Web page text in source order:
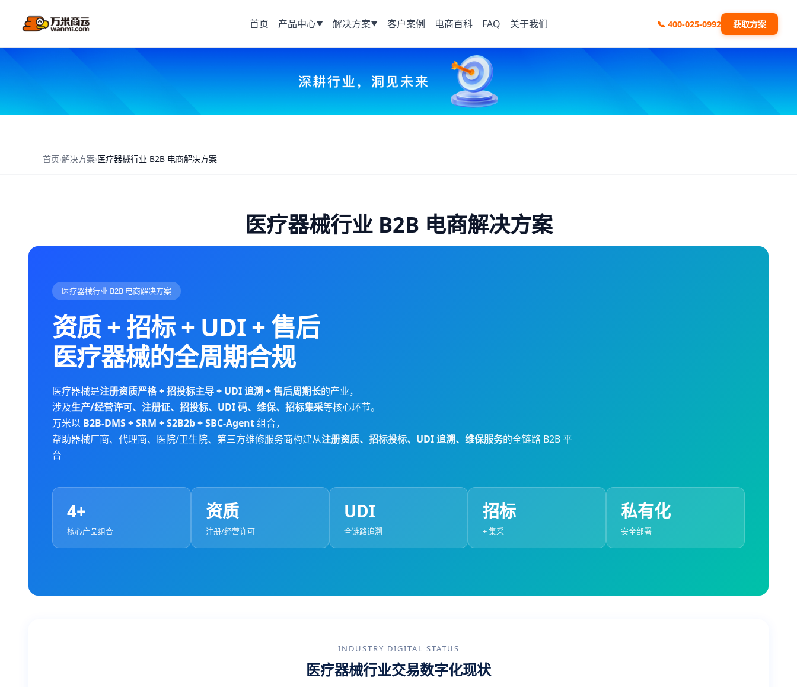
首页 产品中心▼ 解决方案▼ 客户案例 电商百科 FAQ 关于我们 📞 400-025-0992 获取方案
首页›解决方案›医疗器械行业 B2B 电商解决方案
医疗器械行业 B2B 电商解决方案
医疗器械行业 B2B 电商解决方案
资质 + 招标 + UDI + 售后
医疗器械的全周期合规
医疗器械是注册资质严格 + 招投标主导 + UDI 追溯 + 售后周期长的产业，
涉及生产/经营许可、注册证、招投标、UDI 码、维保、招标集采等核心环节。
万米以 B2B-DMS + SRM + S2B2b + SBC-Agent组合，
帮助器械厂商、代理商、医院/卫生院、第三方维修服务商构建从注册资质、招标投标、UDI 追溯、维保服务的全链路 B2B 平
台
4+
核心产品组合
资质
注册/经营许可
UDI
全链路追溯
招标
+ 集采
私有化
安全部署
INDUSTRY DIGITAL STATUS
医疗器械行业交易数字化现状